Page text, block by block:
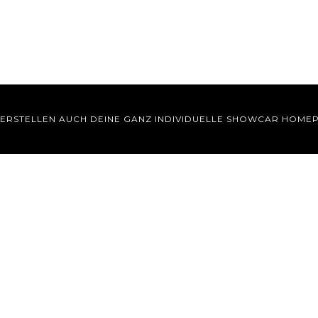
AUCH DEINE GANZ INDIVIDUELLE SHOWCAR